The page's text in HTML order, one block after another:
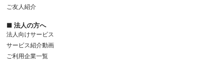
ご友人紹介
■ 法人の方へ
法人向けサービス
サービス紹介動画
ご利用企業一覧